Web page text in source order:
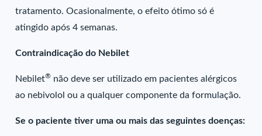
tratamento. Ocasionalmente, o efeito ótimo só é
atingido após 4 semanas.
Contraindicação do Nebilet
Nebilet® não deve ser utilizado em pacientes alérgicos
ao nebivolol ou a qualquer componente da formulação.
Se o paciente tiver uma ou mais das seguintes doenças: